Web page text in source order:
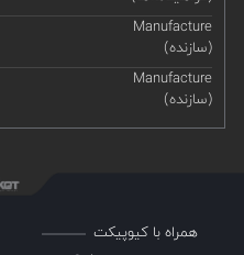
Manufacture
(سازنده)
Manufacture
(سازنده)
همراه با کیوپیکت